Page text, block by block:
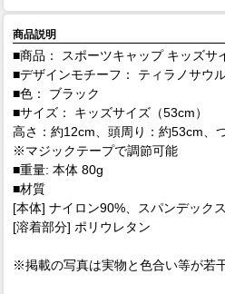
商品説明
■商品： スポーツキャップ キッズサ
■デザインモチーフ： ティラノサウ
■色： ブラック
■サイズ： キッズサイズ（53cm）
高さ：約12cm、頭周り：約53cm、
※マジックテープで調節可能
■重量: 本体 80g
■材質
[本体] ナイロン90%、スパンデック
[溶着部分] ポリウレタン
※掲載の写真は実物と色合い等が若